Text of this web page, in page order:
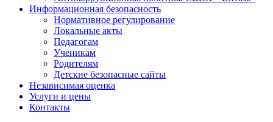
Информационная безопасность
Нормативное регулирование
Локальные акты
Педагогам
Ученикам
Родителям
Детские безопасные сайты
Независимая оценка
Услуги и цены
Контакты